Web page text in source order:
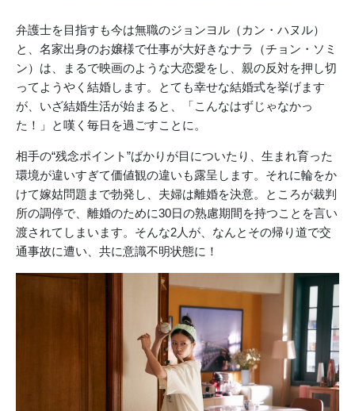
弁護士を目指すも今は無職のジョンヨル（カン・ハヌル）
と、名家出身のお嬢様で仕事が大好きなナラ（チョン・ソミ
ン）は、まるで映画のような大恋愛をし、親の反対を押し切
ってようやく結婚します。とても幸せな結婚式を挙げます
が、いざ結婚生活が始まると、「こんなはずじゃなかっ
た！」と嘆く毎日を過ごすことに。
相手の“残念ポイント”ばかりが目についたり、生まれ育った
環境が違いすぎて価値観の違いも露呈します。それに輪をか
けて嫁姑問題まで勃発し、夫婦は離婚を決意。ところが裁判
所の調停で、離婚のために30日の熟慮期間を持つことを言い
渡されてしまいます。そんな2人が、なんとその帰り道で交
通事故に遭い、共に意識不明状態に！